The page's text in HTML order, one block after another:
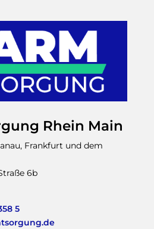
Rhein Main
Frankfurt und dem
6b
5